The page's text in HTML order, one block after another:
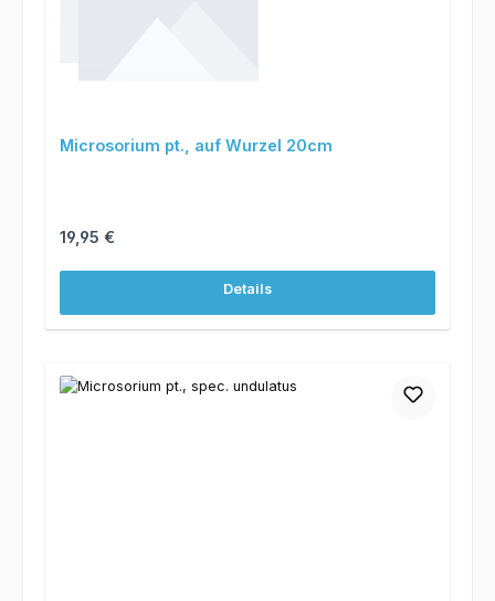
Microsorium pt., auf Wurzel 20cm
Regulärer Preis:
19,95 €
Details